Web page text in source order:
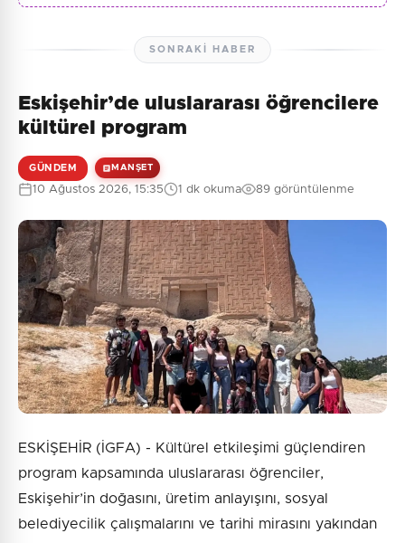
SONRAKI HABER
Eskişehir’de uluslararası öğrencilere
kültürel program
GÜNDEM MANŞET
10 Ağustos 2026, 15:35 1 dk okuma 89 görüntülenme
ESKİŞEHİR (İGFA) - Kültürel etkileşimi güçlendiren
program kapsamında uluslararası öğrenciler,
Eskişehir’in doğasını, üretim anlayışını, sosyal
belediyecilik çalışmalarını ve tarihi mirasını yakından